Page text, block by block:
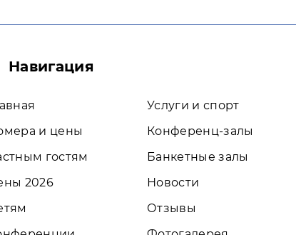
Навигация
и цены
гостям
2026
Услуги и спорт
Конференц-залы
Банкетные залы
Новости
Отзывы